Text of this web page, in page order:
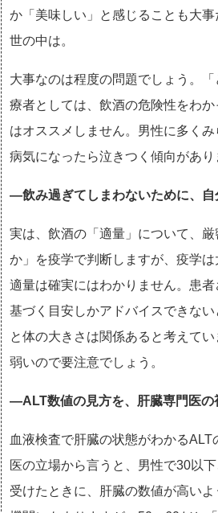
か「美味しい」と感じることも大
世の中は。
大事なのは程度の問題でしょう。
療者としては、飲酒の危険性をわ
はオススメしません。男性に多く
病気になったら泣きつく傾向があり
—飲み過ぎてしまわないために、自
実は、飲酒の「適量」について、
か」を疫学で判断しますが、疫学
適量は確実にはわかりません。患
基づく目安しかアドバイスできな
と体の大きさは関係あると考えて
弱いので要注意でしょう。
—ALT数値の見方を、肝臓専門医の
血液検査で肝臓の状態がわかる
医の立場から言うと、男性で30以
受けたときに、肝臓の数値が高い